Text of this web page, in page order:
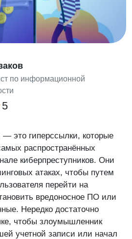
по информационной
5
это гиперссылки, которые
распространённых
киберпреступников. Они
атаках, чтобы путем
перейти на
вредоносное ПО или
Нередко достаточно
чтобы злоумышленник
учетной записи или начал